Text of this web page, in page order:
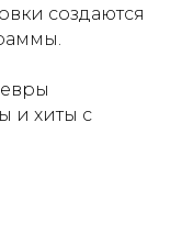
создаются
и хиты с